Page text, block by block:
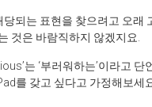
되는 표현을 찾으려고 오
것은 바람직하지 않겠지요.
는 ‘부러워하는’이라고
를 갖고 싶다고 가정해보세